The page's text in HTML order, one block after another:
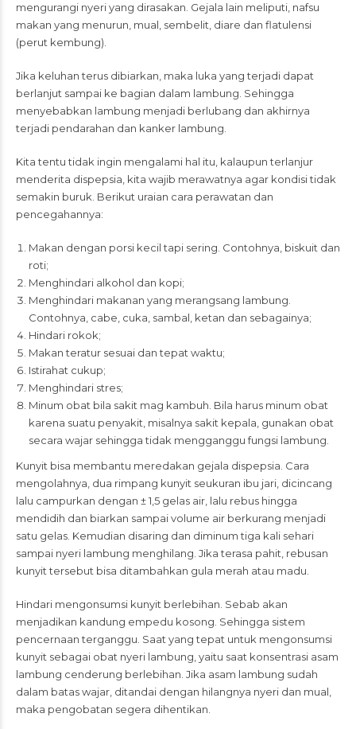
mengurangi nyeri yang dirasakan. Gejala lain meliputi, nafsu
makan yang menurun, mual, sembelit, diare dan flatulensi
(perut kembung).
Jika keluhan terus dibiarkan, maka luka yang terjadi dapat
berlanjut sampai ke bagian dalam lambung. Sehingga
menyebabkan lambung menjadi berlubang dan akhirnya
terjadi pendarahan dan kanker lambung.
Kita tentu tidak ingin mengalami hal itu, kalaupun terlanjur
menderita dispepsia, kita wajib merawatnya agar kondisi tidak
semakin buruk. Berikut uraian cara perawatan dan
pencegahannya:
Makan dengan porsi kecil tapi sering. Contohnya, biskuit dan
roti;
Menghindari alkohol dan kopi;
Menghindari makanan yang merangsang lambung.
Contohnya, cabe, cuka, sambal, ketan dan sebagainya;
Hindari rokok;
Makan teratur sesuai dan tepat waktu;
Istirahat cukup;
Menghindari stres;
Minum obat bila sakit mag kambuh. Bila harus minum obat
karena suatu penyakit, misalnya sakit kepala, gunakan obat
secara wajar sehingga tidak mengganggu fungsi lambung.
Kunyit bisa membantu meredakan gejala dispepsia. Cara
mengolahnya, dua rimpang kunyit seukuran ibu jari, dicincang
lalu campurkan dengan ± 1,5 gelas air, lalu rebus hingga
mendidih dan biarkan sampai volume air berkurang menjadi
satu gelas. Kemudian disaring dan diminum tiga kali sehari
sampai nyeri lambung menghilang. Jika terasa pahit, rebusan
kunyit tersebut bisa ditambahkan gula merah atau madu.
Hindari mengonsumsi kunyit berlebihan. Sebab akan
menjadikan kandung empedu kosong. Sehingga sistem
pencernaan terganggu. Saat yang tepat untuk mengonsumsi
kunyit sebagai obat nyeri lambung, yaitu saat konsentrasi asam
lambung cenderung berlebihan. Jika asam lambung sudah
dalam batas wajar, ditandai dengan hilangnya nyeri dan mual,
maka pengobatan segera dihentikan.